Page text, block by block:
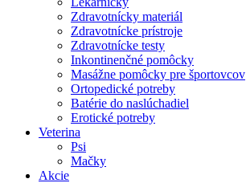
Zdravotnícky materiál
Zdravotnícke prístroje
Zdravotnícke testy
Inkontinenčné pomôcky
Masážne pomôcky pre športovcov
Ortopedické potreby
Batérie do naslúchadiel
Erotické potreby
Veterina
Psi
Mačky
Akcie